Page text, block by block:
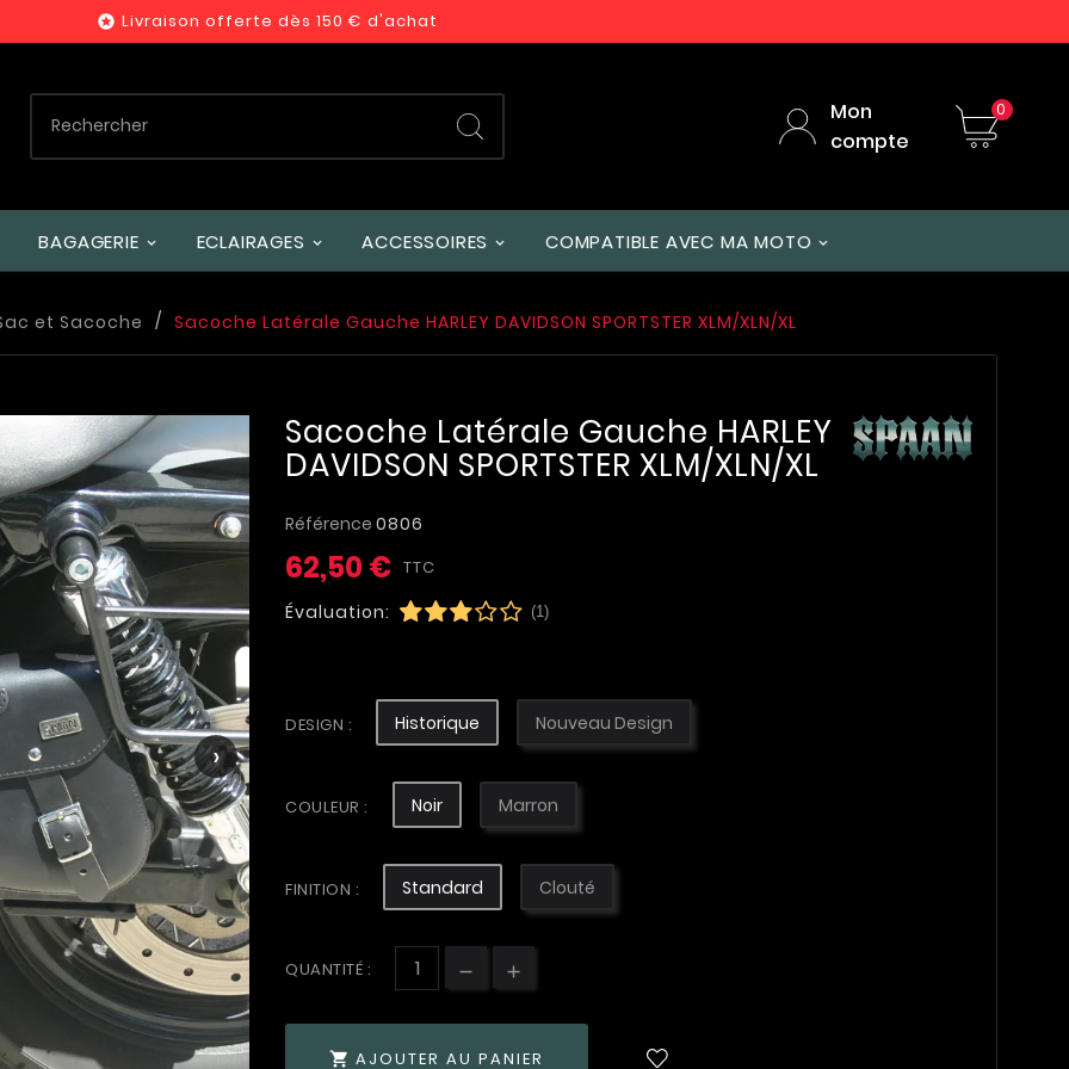
 Livraison offerte dès 150 € d'achat
Mon
compte
0
BAGAGERIE ECLAIRAGES ACCESSOIRES COMPATIBLE AVEC MA MOTO
et Sacoche Sacoche Latérale Gauche HARLEY DAVIDSON SPORTSTER XLM/XLN/XL
›
Sacoche Latérale Gauche HARLEY
DAVIDSON SPORTSTER XLM/XLN/XL
Référence 0806
62,50 € TTC
Évaluation: (1)
DESIGN : Historique Nouveau Design
COULEUR : Noir Marron
FINITION : Standard Clouté
QUANTITÉ :
 AJOUTER AU PANIER